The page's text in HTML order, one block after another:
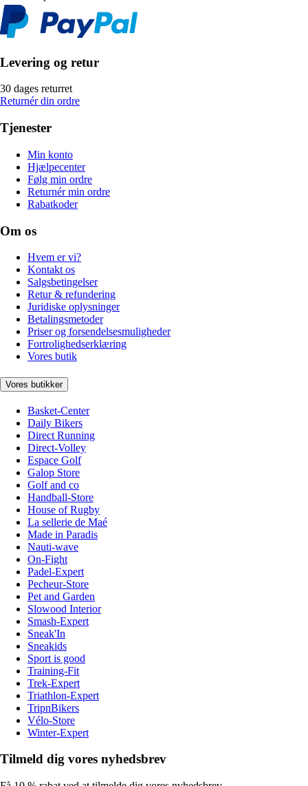
Levering og retur
30 dages returret
Returnér din ordre
Tjenester
Min konto
Hjælpecenter
Følg min ordre
Returnér min ordre
Rabatkoder
Om os
Hvem er vi?
Kontakt os
Salgsbetingelser
Retur & refundering
Juridiske oplysninger
Betalingsmetoder
Priser og forsendelsesmuligheder
Fortrolighedserklæring
Vores butik
Vores butikker
Basket-Center
Daily Bikers
Direct Running
Direct-Volley
Espace Golf
Galop Store
Golf and co
Handball-Store
House of Rugby
La sellerie de Maé
Made in Paradis
Nauti-wave
On-Fight
Padel-Expert
Pecheur-Store
Pet and Garden
Slowood Interior
Smash-Expert
Sneak'In
Sneakids
Sport is good
Training-Fit
Trek-Expert
Triathlon-Expert
TripnBikers
Vélo-Store
Winter-Expert
Tilmeld dig vores nyhedsbrev